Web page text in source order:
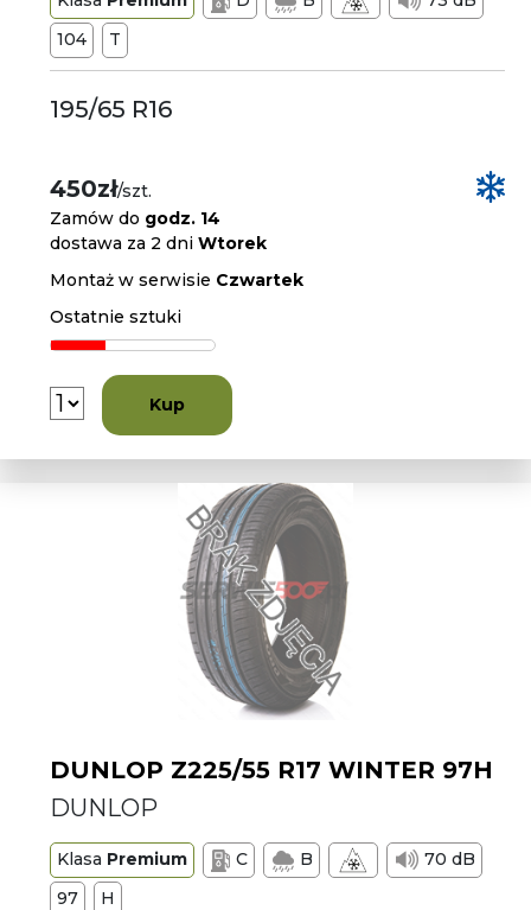
104
T
195/65 R16
450zł/szt.
Zamów do godz. 14
dostawa za 2 dniWtorek
Montaż w serwisie Czwartek
Ostatnie sztuki
Kup
DUNLOP Z225/55 R17 WINTER 97H
DUNLOP
Klasa Premium C B
70 dB
97
H